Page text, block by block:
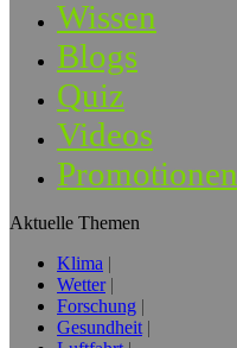
Wissen
Blogs
Quiz
Videos
Promotionen
Aktuelle Themen
Klima
Wetter
Forschung
Gesundheit